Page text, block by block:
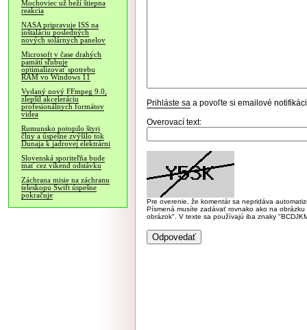
Mochoviec už beží štiepna
reakcia
NASA pripravuje ISS na
inštaláciu posledných
nových solárnych panelov
Microsoft v čase drahých
pamätí sľubuje
optimalizovať spotrebu
RAM vo Windows 11
Vydaný nový FFmpeg 9.0,
zlepšil akceleráciu
profesionálnych formátov
videa
Rumunsko potopilo štyri
člny a úspešne zvýšilo tok
Dunaja k jadrovej elektrárni
Slovenská sporiteľňa bude
mať cez víkend odstávku
Záchrana misie na záchranu
teleskopu Swift úspešne
pokračuje
Prihláste sa a povoľte si emailové
Overovací text:
Pre overenie, že komentár sa nepridáva
Písmená musíte zadávať rovnako ako na
obrázok". V texte sa používajú iba znaky